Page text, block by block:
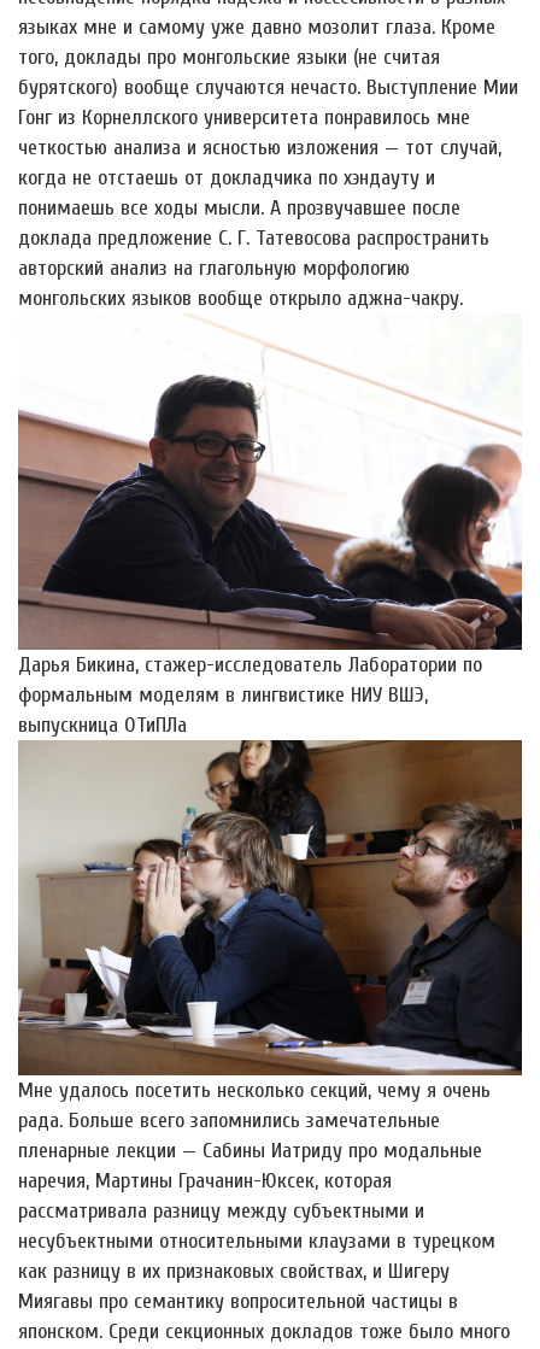
языках мне и самому уже давно мозолит глаза. Кроме
того, доклады про монгольские языки (не считая
бурятского) вообще случаются нечасто. Выступление Мии
Гонг из Корнеллского университета понравилось мне
четкостью анализа и ясностью изложения — тот случай,
когда не отстаешь от докладчика по хэндауту и
понимаешь все ходы мысли. А прозвучавшее после
доклада предложение С. Г. Татевосова распространить
авторский анализ на глагольную морфологию
монгольских языков вообще открыло аджна-чакру.
Дарья Бикина, стажер-исследователь Лаборатории по
формальным моделям в лингвистике НИУ ВШЭ,
выпускница ОТиПЛа
Мне удалось посетить несколько секций, чему я очень
рада. Больше всего запомнились замечательные
пленарные лекции — Сабины Иатриду про модальные
наречия, Мартины Грачанин-Юкcек, которая
рассматривала разницу между субъектными и
несубъектными относительными клаузами в турецком
как разницу в их признаковых свойствах, и Шигеру
Миягавы про семантику вопросительной частицы в
японском. Среди секционных докладов тоже было много